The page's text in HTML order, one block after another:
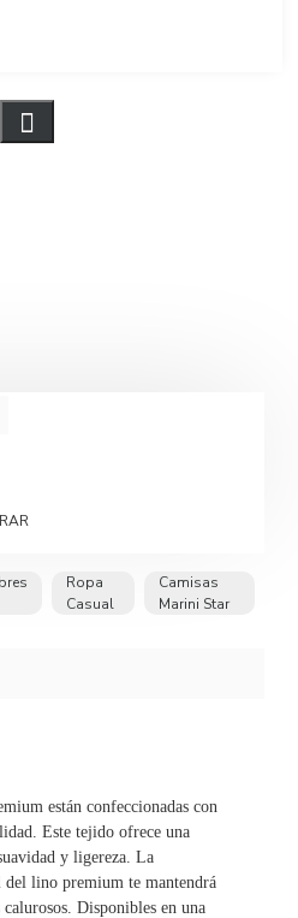
Ropa
Casual
Camisas
Marini Star
están confeccionadas con
Este tejido ofrece una
y ligereza. La
lino premium te mantendrá
Disponibles en una